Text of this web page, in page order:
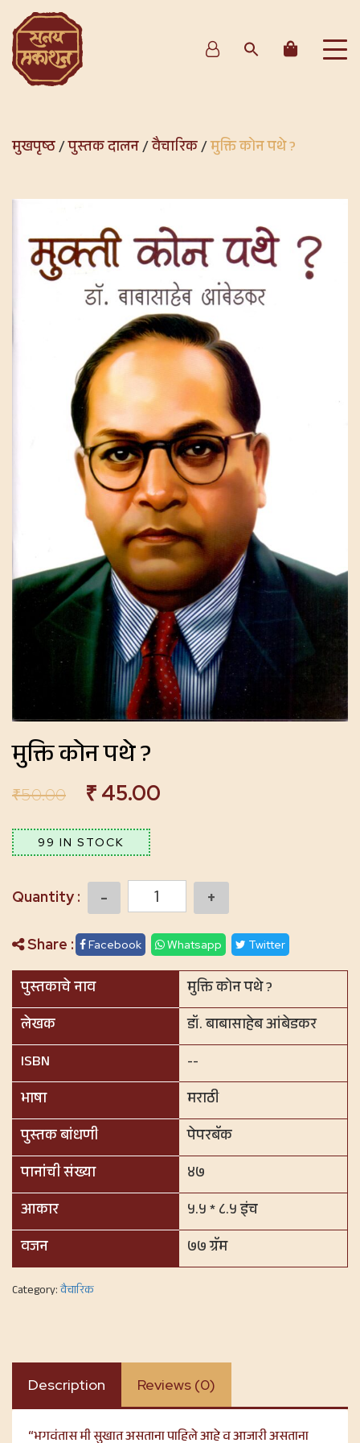
मुखपृष्ठ/पुस्तक दालन/वैचारिक/मुक्ति कोन पथे ?
मुक्ति कोन पथे ?
₹50.00 ₹ 45.00
99 IN STOCK
Share : Facebook Whatsapp Twitter
पुस्तकाचे नाव
मुक्ति कोन पथे ?
लेखक
डॉ. बाबासाहेब आंबेडकर
ISBN
--
भाषा
मराठी
पुस्तक बांधणी
पेपरबॅक
पानांची संख्या
४७
आकार
५.५ * ८.५ इंच
वजन
७७ ग्रॅम
Category:वैचारिक
Description Reviews (0)
“भगवंतास मी सुखात असताना पाहिले आहे व आजारी असताना